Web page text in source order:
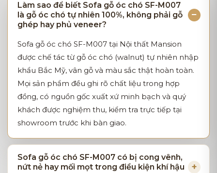
Làm sao để biết Sofa gỗ óc chó SF-M007
là gỗ óc chó tự nhiên 100%, không phải gỗ
ghép hay phủ veneer?
Sofa gỗ óc chó SF-M007 tại Nội thất Mansion
được chế tác từ gỗ óc chó (walnut) tự nhiên nhập
khẩu Bắc Mỹ, vân gỗ và màu sắc thật hoàn toàn.
Mọi sản phẩm đều ghi rõ chất liệu trong hợp
đồng, có nguồn gốc xuất xứ minh bạch và quý
khách được nghiệm thu, kiểm tra trực tiếp tại
showroom trước khi bàn giao.
Sofa gỗ óc chó SF-M007 có bị cong vênh,
nứt nẻ hay mối mọt trong điều kiện khí hậu